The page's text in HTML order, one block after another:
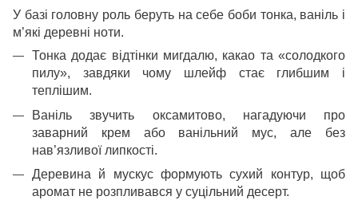
У базі головну роль беруть на себе боби тонка, ваніль і
м’які деревні ноти.
Тонка додає відтінки мигдалю, какао та «солодкого
пилу», завдяки чому шлейф стає глибшим і
теплішим.
Ваніль звучить оксамитово, нагадуючи про
заварний крем або ванільний мус, але без
нав’язливої липкості.
Деревина й мускус формують сухий контур, щоб
аромат не розпливався у суцільний десерт.